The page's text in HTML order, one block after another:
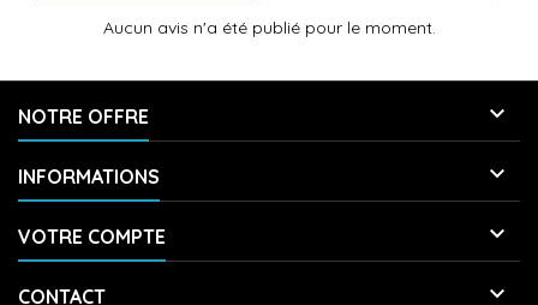
Aucun avis n'a été publié pour le moment.
NOTRE OFFRE 
INFORMATIONS 
VOTRE COMPTE 
CONTACT 